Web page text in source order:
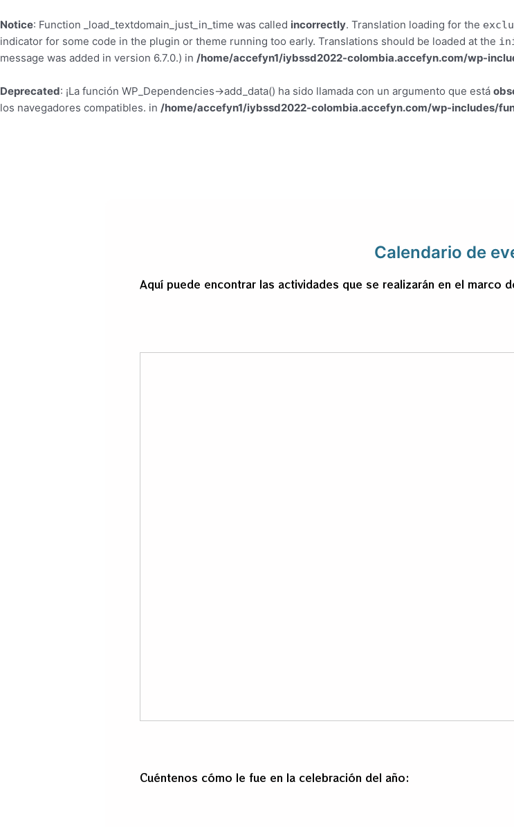
Notice: Function _load_textdomain_just_in_time was called incorrectly. Translation loading for the
indicator for some code in the plugin or theme running too early. Translations should be loaded at the
message was added in version 6.7.0.) in /home/accefyn1/iybssd2022-colombia.accefyn.com/wp-
Deprecated: ¡La función WP_Dependencies->add_data() ha sido llamada con un argumento que está
los navegadores compatibles. in /home/accefyn1/iybssd2022-colombia.accefyn.com/wp-includes/
Calendario de
Aquí puede encontrar las actividades que se realizarán en el marco
Cuéntenos cómo le fue en la celebración del año: